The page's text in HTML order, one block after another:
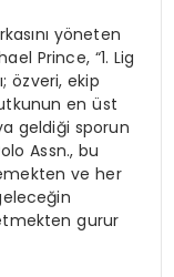
yöneten
Prince, “1. Lig
özveri, ekip
en üst
geldiği sporun
Assn., bu
ve her
gurur